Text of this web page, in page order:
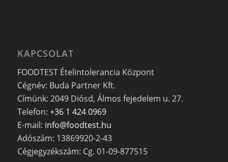
KAPCSOLAT
FOODTEST Ételintolerancia Központ
Cégnév: Buda Partner Kft.
Címünk: 2049 Diósd, Álmos fejedelem u. 27.
Telefon: +36 1 424 0969
E-mail: info@foodtest.hu
Adószám: 13869920-2-43
Cégjegyzékszám: Cg. 01-09-877515